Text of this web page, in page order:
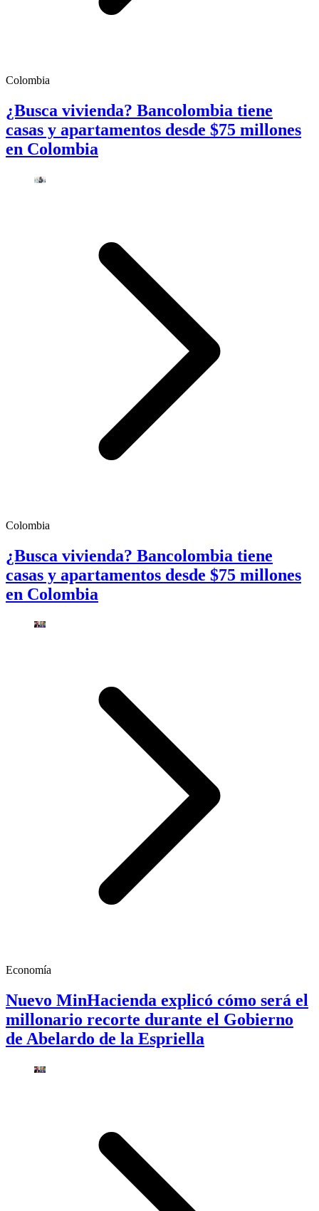
Colombia
¿Busca vivienda? Bancolombia tiene
casas y apartamentos desde $75 millones
en Colombia
Colombia
¿Busca vivienda? Bancolombia tiene
casas y apartamentos desde $75 millones
en Colombia
Economía
Nuevo MinHacienda explicó cómo será el
millonario recorte durante el Gobierno
de Abelardo de la Espriella